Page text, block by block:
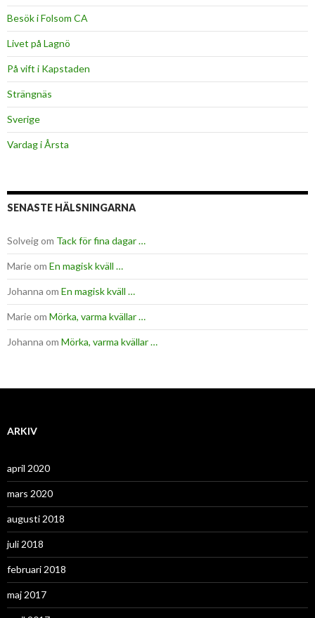
Besök i Folsom CA
Livet på Lagnö
På vift i Kapstaden
Strängnäs
Sverige
Vardag i Årsta
SENASTE HÄLSNINGARNA
Solveigom Tack för fina dagar …
Marieom En magisk kväll …
Johanna om En magisk kväll …
Marieom Mörka, varma kvällar …
Johanna om Mörka, varma kvällar …
ARKIV
april 2020
mars 2020
augusti 2018
juli 2018
februari 2018
maj 2017